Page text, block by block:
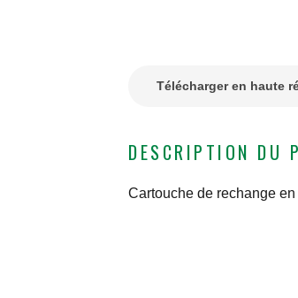
Télécharger en haute
DESCRIPTION DU
Cartouche de rechange